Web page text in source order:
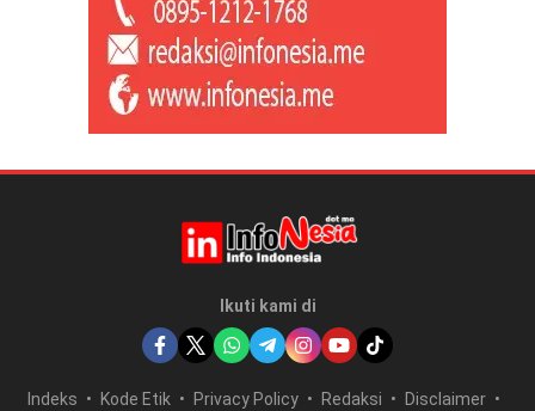
Ikuti kami di
Indeks Kode Etik Privacy Policy Redaksi Disclaimer